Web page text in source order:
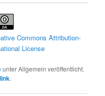
Commons Attribution-
License
unter Allgemein veröffentlicht.
.